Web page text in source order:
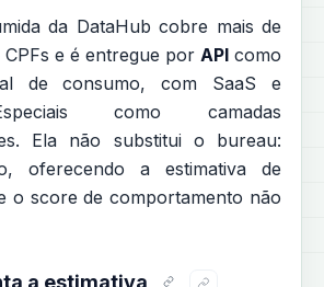
da DataHub cobre mais de
CPFs e é entregue por API como
de consumo, com SaaS e
como camadas
Ela não substitui o bureau:
o, oferecendo a estimativa de
o score de comportamento não
a estimativa